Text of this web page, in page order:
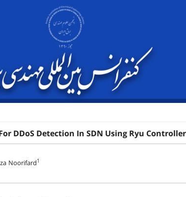
DDoS Detection In SDN Using Ryu Controller
Noorifard1